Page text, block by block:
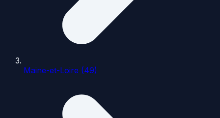
Maine-et-Loire (49)